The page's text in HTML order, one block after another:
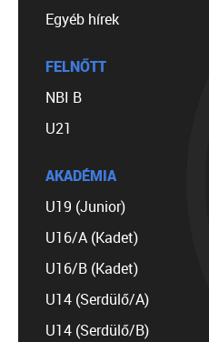
Egyéb hírek
FELNŐTT
NBI B
U21
AKADÉMIA
U19 (Junior)
U16/A (Kadet)
U16/B (Kadet)
U14 (Serdülő/A)
U14 (Serdülő/B)